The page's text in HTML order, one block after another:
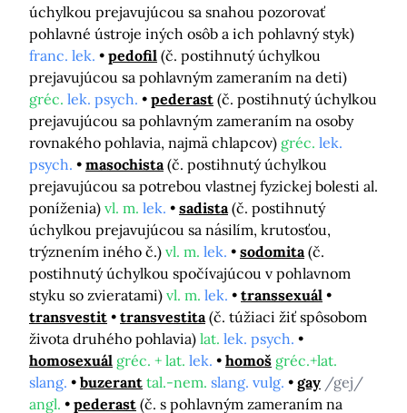
úchylkou prejavujúcou sa snahou pozorovať
pohlavné ústroje iných osôb a ich pohlavný styk)
franc. lek.
pedofil (č. postihnutý úchylkou
prejavujúcou sa pohlavným zameraním na deti)
gréc. lek. psych. pederast (č. postihnutý úchylkou
prejavujúcou sa pohlavným zameraním na osoby
rovnakého pohlavia, najmä chlapcov) gréc. lek.
psych.
masochista (č. postihnutý úchylkou
prejavujúcou sa potrebou vlastnej fyzickej bolesti al.
poníženia) vl. m. lek. sadista (č. postihnutý
úchylkou prejavujúcou sa násilím, krutosťou,
trýznením iného č.) vl. m. lek. sodomita (č.
postihnutý úchylkou spočívajúcou v pohlavnom
styku so zvieratami) vl. m. lek.
transsexuál
transvestit
transvestita (č. túžiaci žiť spôsobom
života druhého pohlavia) lat. lek. psych.
homosexuál gréc. + lat. lek. homoš gréc.+lat.
slang.
buzerant tal.-nem. slang. vulg. gay /gej/
angl.
pederast (č. s pohlavným zameraním na